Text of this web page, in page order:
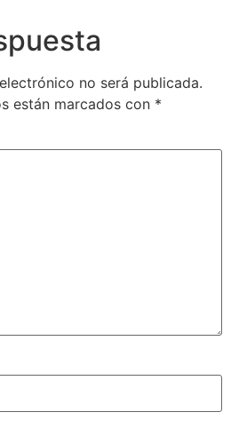
no será publicada.
están marcados con *